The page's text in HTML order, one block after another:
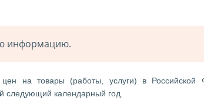
информацию.
на товары (работы, услуги) в Российской
следующий календарный год.